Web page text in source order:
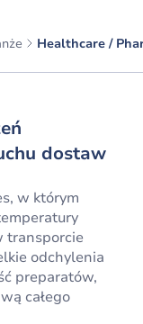
Healthcare /
dostaw
w którym
transporcie
odchylenia
preparatów,
całego